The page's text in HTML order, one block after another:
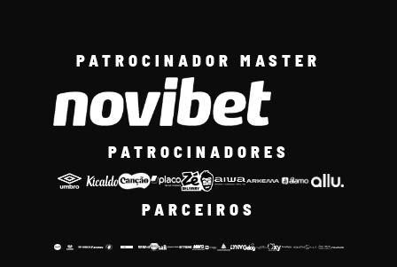
PATROCINADOR MASTER
PATROCINADORES
PARCEIROS